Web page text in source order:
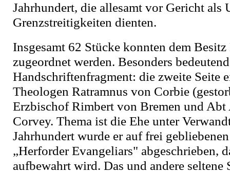
Jahrhundert, die allesamt vor Gericht als
Grenzstreitigkeiten dienten.
Insgesamt 62 Stücke konnten dem Besitz
zugeordnet werden. Besonders
Handschriftenfragment: die zweite Seite
Theologen Ratramnus von Corbie
Erzbischof Rimbert von Bremen und Abt
Corvey. Thema ist die Ehe unter
Jahrhundert wurde er auf frei
„Herforder Evangeliars" abgeschrieben,
aufbewahrt wird. Das und andere seltene